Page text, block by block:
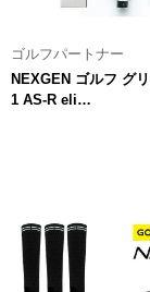
ゴルフパートナー
NEXGEN ゴルフ グ
1 AS-R eli…